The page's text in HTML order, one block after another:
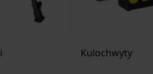
Kulochwyty